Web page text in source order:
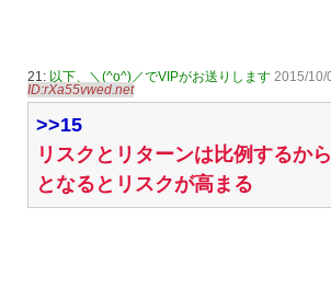
21: 以下、＼(^o^)／でVIPがお送りします 2015/10/
ID:rXa55vwed.net
>>15
リスクとリターンは比例するか
となるとリスクが高まる